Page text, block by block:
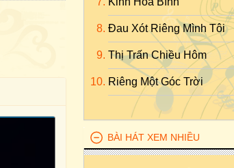
Đau Xót Riêng Mình Tôi
Thị Trấn Chiều Hôm
Riêng Một Góc Trời
BÀI HÁT XEM NHIỀU